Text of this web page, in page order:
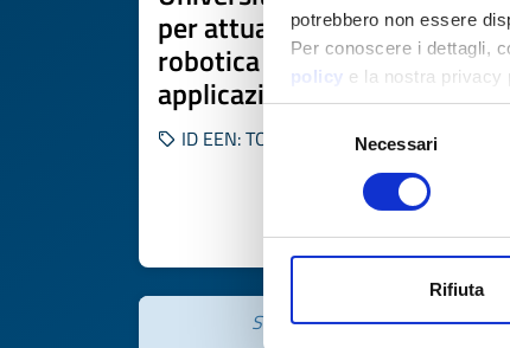
potrebbero non essere
Per conoscere i dettagli,
policy e la nostra privacy
del
Necessari
Rifiuta
per attuatori tessili per
robotica morbida e
applicazioni indossabili
ID EEN: TOTR20260225002
SCOPRI DI
Scade il19 marzo 2027